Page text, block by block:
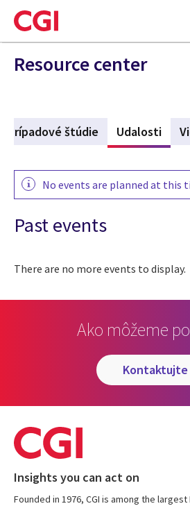
Skip
to
main
content
Resource center
Prípadové štúdie Udalosti
No events are planned at this
Past events
There are no more events to display.
Ako môžeme
kontaktujte
Insights you can act on
Founded in 1976, CGI is among the largest